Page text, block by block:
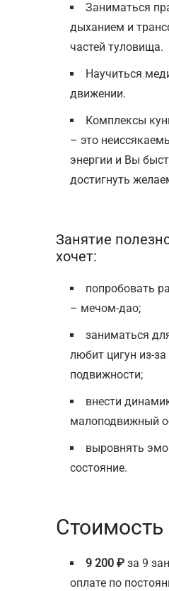
Заниматься
дыханием и
частей туловища.
Научиться
движении.
Комплексы
– это
энергии и Вы
достигнуть
Занятие
хочет:
попробовать
– мечом-дао;
заниматься
любит цигун из-за
подвижности;
внести
малоподвижный
выровнять
состояние.
Стоимость
9 200 ₽ за 9
оплате по